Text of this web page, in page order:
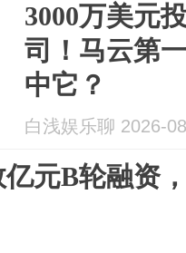
3000万美元
司！马云第
中它？
白浅娱乐聊 2026-
元B轮融资